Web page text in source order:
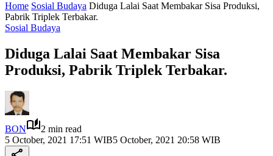
Home Sosial Budaya Diduga Lalai Saat Membakar Sisa Produksi,
Pabrik Triplek Terbakar.
Sosial Budaya
Diduga Lalai Saat Membakar Sisa
Produksi, Pabrik Triplek Terbakar.
BON
2 min read
5 October, 2021 17:51 WIB5 October, 2021 20:58 WIB